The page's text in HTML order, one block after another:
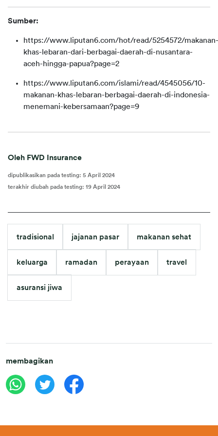
Sumber:
https://www.liputan6.com/hot/read/5254572/makanan-
khas-lebaran-dari-berbagai-daerah-di-nusantara-
aceh-hingga-papua?page=2
https://www.liputan6.com/islami/read/4545056/10-
makanan-khas-lebaran-berbagai-daerah-di-indonesia-
menemani-kebersamaan?page=9
Oleh FWD Insurance
dipublikasikan pada testing: 5 April 2024
terakhir diubah pada testing: 19 April 2024
tradisional jajanan pasar makanan sehat
keluarga ramadan perayaan travel
asuransi jiwa
membagikan